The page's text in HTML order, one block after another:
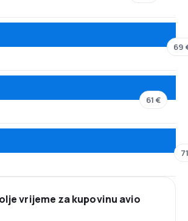
69
61 €
vrijeme za kupovinu avio